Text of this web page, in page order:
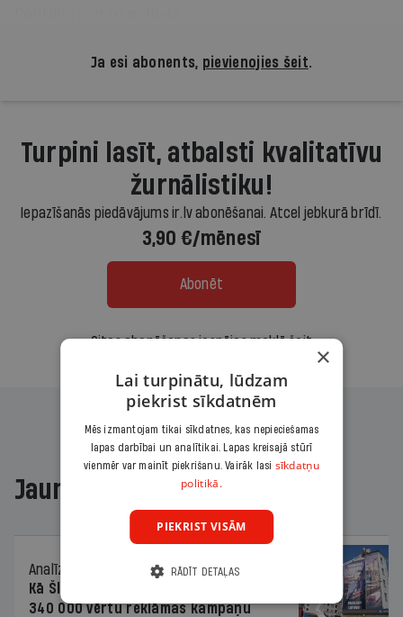
Ja esi abonents, pievienojies šeit.
Turpini lasīt, atbalsti kvalitatīvu
žurnālistiku!
Iepazīšanās piedāvājums ir.lv abonēšanai. Atcel jebkurā brīdī.
3,90 €/mēnesī
Abonēt
Citas abonēšanas iespējas meklē šeit
Jaunākajā žurnālā
Analīze
Kā Šlesera partija palika nesodīta par
340 000 vērtu reklāmas kampaņu
×
Lai turpinātu, lūdzam
piekrist sīkdatnēm
Mēs izmantojam tikai sīkdatnes, kas nepieciešamas
lapas darbībai un analītikai. Lapas kreisajā stūrī
vienmēr var mainīt piekrišanu. Vairāk lasi sīkdatņu
politikā.
PIEKRIST VISĀM
RĀDĪT DETAĻAS